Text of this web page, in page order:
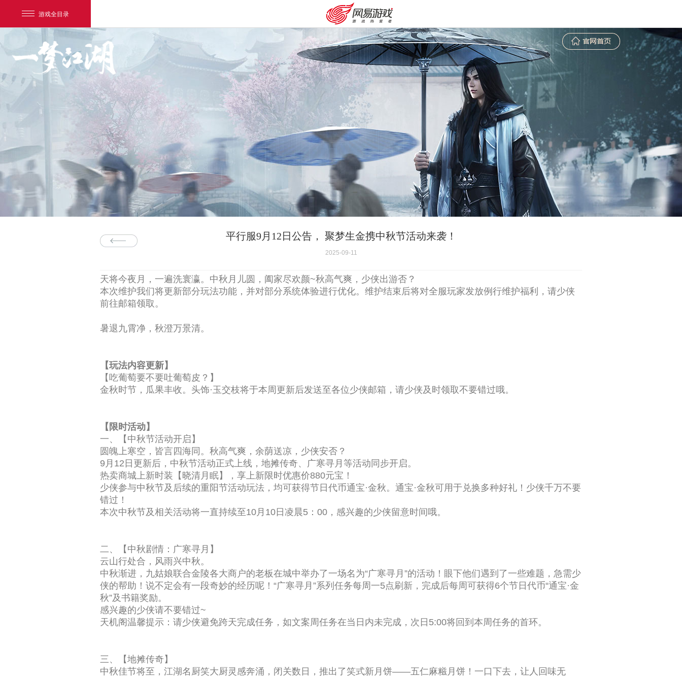
游戏全目录
网易游戏
游戏爱好者
安卓充值 客服中心
平行服9月12日公告， 聚梦生金携中秋节活动来袭！
2025-09-11
天将今夜月，一遍洗寰瀛。中秋月儿圆，阖家尽欢颜~秋高气爽，少侠出游否？
本次维护我们将更新部分玩法功能，并对部分系统体验进行优化。维护结束后将对全服玩家发放例行维护福利，请少侠
前往邮箱领取。
暑退九霄净，秋澄万景清。
【玩法内容更新】
【吃葡萄要不要吐葡萄皮？】
金秋时节，瓜果丰收。头饰·玉交枝将于本周更新后发送至各位少侠邮箱，请少侠及时领取不要错过哦。
【限时活动】
一、【中秋节活动开启】
圆魄上寒空，皆言四海同。秋高气爽，余荫送凉，少侠安否？
9月12日更新后，中秋节活动正式上线，地摊传奇、广寒寻月等活动同步开启。
热卖商城上新时装【晓清月眠】，享上新限时优惠价880元宝！
少侠参与中秋节及后续的重阳节活动玩法，均可获得节日代币通宝·金秋。通宝·金秋可用于兑换多种好礼！少侠千万不要
错过！
本次中秋节及相关活动将一直持续至10月10日凌晨5：00，感兴趣的少侠留意时间哦。
二、【中秋剧情：广寒寻月】
云山行处合，风雨兴中秋。
中秋渐进，九姑娘联合金陵各大商户的老板在城中举办了一场名为“广寒寻月”的活动！眼下他们遇到了一些难题，急需少
侠的帮助！说不定会有一段奇妙的经历呢！“广寒寻月”系列任务每周一5点刷新，完成后每周可获得6个节日代币“通宝·金
秋”及书籍奖励。
感兴趣的少侠请不要错过~
天机阁温馨提示：请少侠避免跨天完成任务，如文案周任务在当日内未完成，次日5:00将回到本周任务的首环。
三、【地摊传奇】
中秋佳节将至，江湖名厨笑大厨灵感奔涌，闭关数日，推出了笑式新月饼——五仁麻糍月饼！一口下去，让人回味无